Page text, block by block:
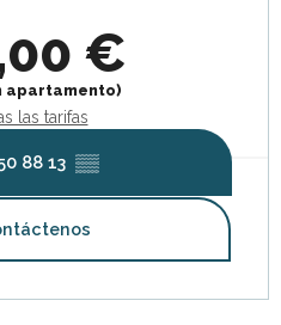
€
apartamento)
las tarifas
88 13 ▒▒